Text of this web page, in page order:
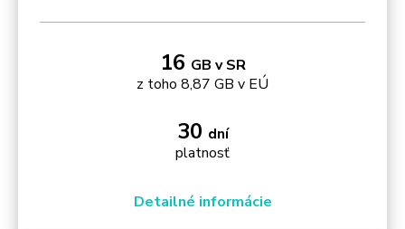
16 GB v SR
z toho 8,87 GB v EÚ
30 dní
platnosť
Detailné informácie